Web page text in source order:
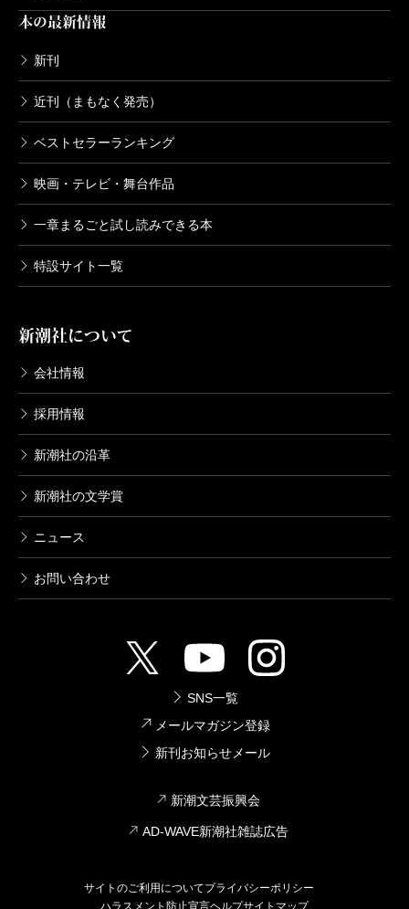
それは、書き手自身の志向ですね。長年生きてきた
人の話はどうしたっておもしろい。言葉も、長年をか
けて、五官によって鍛えられてゆく部分があるはずで
す。
――装幀の犬の写真、意外に思う読者がいるかもしれ
ません。
すが、小説のなかで描いた犬がここにいるようでし
た。鼻のうえにのっている小さなものを、ぜひ見てい
本の最新情報
新刊
近刊（まもなく発売）
ベストセラーランキング
映画・テレビ・舞台作品
一章まるごと試し読みできる本
特設サイト一覧
新潮社について
会社情報
採用情報
新潮社の沿革
新潮社の文学賞
ニュース
お問い合わせ
SNS一覧
メールマガジン登録
新刊お知らせメール
新潮文芸振興会
AD-WAVE新潮社雑誌広告
サイトのご利用についてプライバシーポリシー
ハラスメント防止宣言ヘルプサイトマップ